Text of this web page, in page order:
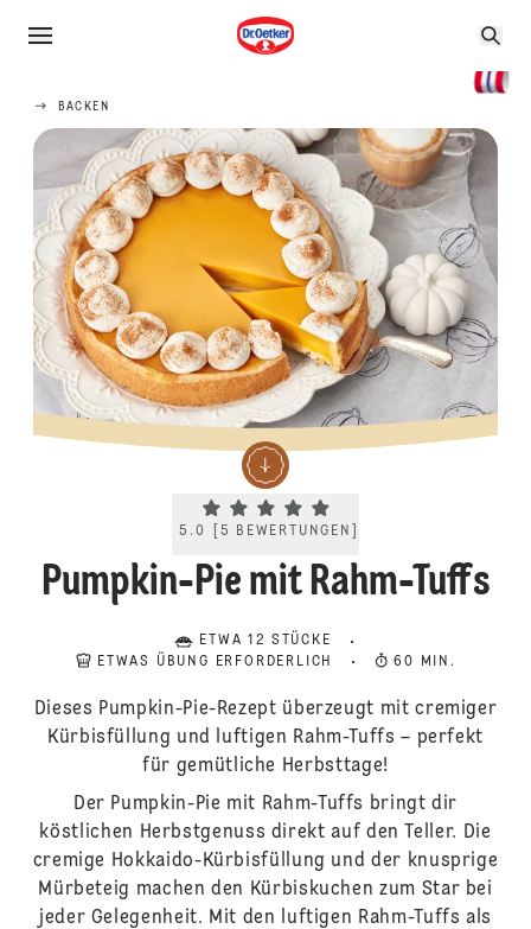
BACKEN
Current rating 5.0. Click to rate.
5.0 5 BEWERTUNGEN
Pumpkin-Pie mit Rahm-Tuffs
ETWA 12 STÜCKE
ETWAS ÜBUNG ERFORDERLICH
60 MIN.
Dieses Pumpkin-Pie-Rezept überzeugt mit cremiger
Kürbisfüllung und luftigen Rahm-Tuffs – perfekt
für gemütliche Herbsttage!
Der Pumpkin-Pie mit Rahm-Tuffs bringt dir
köstlichen Herbstgenuss direkt auf den Teller. Die
cremige Hokkaido-Kürbisfüllung und der knusprige
Mürbeteig machen den Kürbiskuchen zum Star bei
jeder Gelegenheit. Mit den luftigen Rahm-Tuffs als